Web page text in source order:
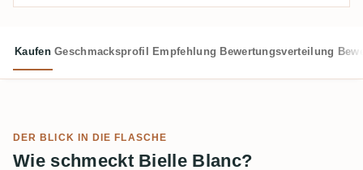
Kaufen Geschmacksprofil Empfehlung Bewertungsverteilung
DER BLICK IN DIE FLASCHE
Wie schmeckt Bielle Blanc?